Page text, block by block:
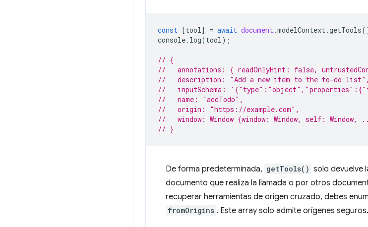
const [tool] = await document.modelContext.getTools
console. log(tool);
// {
//   annotations: { readOnlyHint: false,
//   description: "Add a new item to the to-do list",
//   inputSchema:
//   name: "addTodo",
//   origin: "https://example.com",
//   window: Window {window: Window, self: Window,
// }
De forma predeterminada, getTools() solo devuelve
documento que realiza la llamada o por otros
recuperar herramientas de origen cruzado, debes
fromOrigins . Este array solo admite orígenes seguros.